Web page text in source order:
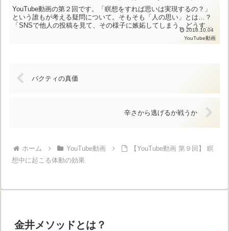
YouTube動画の第２回です。「瞑想をすれば思いは実現するの？」
という誰もが考える疑問について。そもそも「人の思い」とは…？
「SNSで他人の投稿を見て、その様子に嫉妬してしまう。どうすれ
ばいいのでしょう？」という質問にもお答えします。動画...2018.10.04
YouTube動画
バクティの真価
辛さから逃げるか戦うか
ホーム YouTube動画
【YouTube動画 第９回】 瞑
想中に起こる体動の効果
金井メソッドとは？